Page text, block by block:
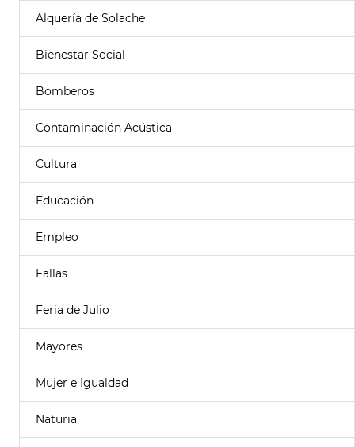
Alquería de Solache
Bienestar Social
Bomberos
Contaminación Acústica
Cultura
Educación
Empleo
Fallas
Feria de Julio
Mayores
Mujer e Igualdad
Naturia